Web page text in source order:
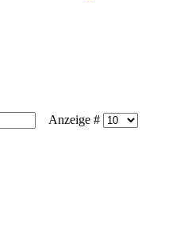
Anzeige #